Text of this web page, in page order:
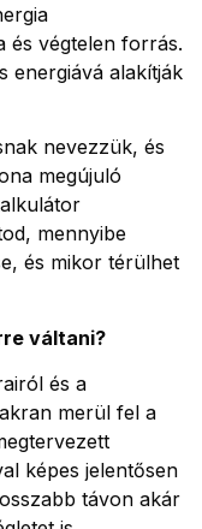
és végtelen forrás.
energiává alakítják
nevezzük, és
megújuló
mennyibe
és mikor térülhet
váltani?
és a
merül fel a
képes jelentősen
távon akár